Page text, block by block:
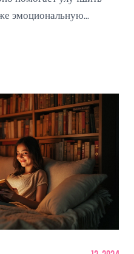
эмоциональную
и как выбрать книги для